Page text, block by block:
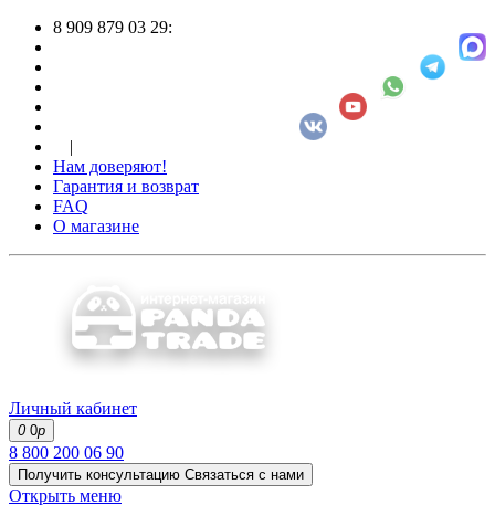
8 909 879 03 29:
|
Нам доверяют!
Гарантия и возврат
FAQ
О магазине
Личный кабинет
0 0р
8 800 200 06 90
Получить консультацию Связаться с нами
Открыть меню